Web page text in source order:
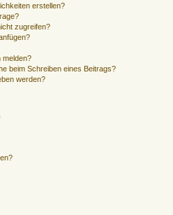
erstellen?
zugreifen?
melden?
beim Schreiben eines Beitrags?
werden?